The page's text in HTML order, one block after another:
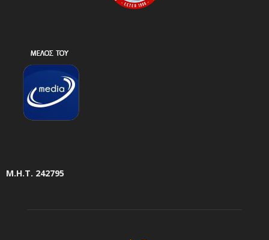
Μ.Η.Τ. 242795